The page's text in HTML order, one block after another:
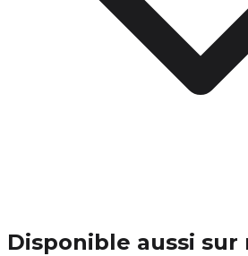
Disponible aussi sur